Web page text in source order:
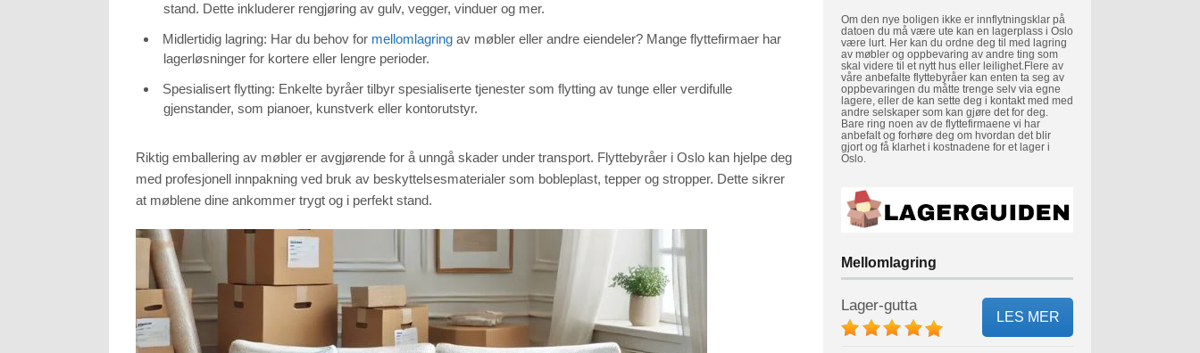
stand. Dette inkluderer rengjøring av gulv, vegger, vinduer og mer.
Midlertidig lagring: Har du behov for mellomlagring av møbler eller andre eiendeler? Mange flyttefirmaer har
lagerløsninger for kortere eller lengre perioder.
Spesialisert flytting: Enkelte byråer tilbyr spesialiserte tjenester som flytting av tunge eller verdifulle
gjenstander, som pianoer, kunstverk eller kontorutstyr.
Riktig emballering av møbler er avgjørende for å unngå skader under transport. Flyttebyråer i Oslo kan hjelpe deg
med profesjonell innpakning ved bruk av beskyttelsesmaterialer som bobleplast, tepper og stropper. Dette sikrer
at møblene dine ankommer trygt og i perfekt stand.
Om den nye boligen ikke er innflytningsklar på
datoen du må være ute kan en lagerplass i Oslo
være lurt. Her kan du ordne deg til med lagring
av møbler og oppbevaring av andre ting som
skal videre til et nytt hus eller leilighet.Flere av
våre anbefalte flyttebyråer kan enten ta seg av
oppbevaringen du måtte trenge selv via egne
lagere, eller de kan sette deg i kontakt med med
andre selskaper som kan gjøre det for deg.
Bare ring noen av de flyttefirmaene vi har
anbefalt og forhøre deg om hvordan det blir
gjort og få klarhet i kostnadene for et lager i
Oslo.
Mellomlagring
Lager-gutta
LES MER